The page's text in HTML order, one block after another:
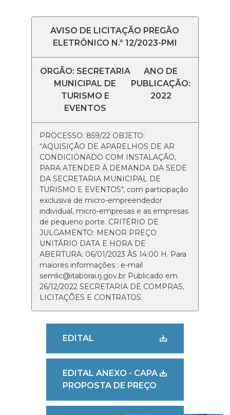
AVISO DE LICITAÇÃO PREGÃO
ELETRÔNICO N.º 12/2023-PMI
ORGÃO: SECRETARIA
MUNICIPAL DE
TURISMO E
EVENTOS
ANO DE
PUBLICAÇÃO:
2022
PROCESSO: 859/22 OBJETO:
“AQUISIÇÃO DE APARELHOS DE AR
CONDICIONADO COM INSTALAÇÃO,
PARA ATENDER À DEMANDA DA SEDE
DA SECRETARIA MUNICIPAL DE
TURISMO E EVENTOS", com participação
exclusiva de micro-empreendedor
individual, micro-empresas e as empresas
de pequeno porte. CRITÉRIO DE
JULGAMENTO: MENOR PREÇO
UNITÁRIO DATA E HORA DE
ABERTURA: 06/01/2023 ÀS 14:00 H. Para
maiores informações : e-mail
semlic@itaborai.rj.gov.br Publicado em
26/12/2022 SECRETARIA DE COMPRAS,
LICITAÇÕES E CONTRATOS
EDITAL
EDITAL ANEXO - CAPA
PROPOSTA DE PREÇO